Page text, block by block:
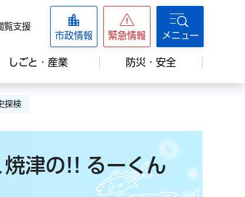
覧支援
市政情報 緊急情報 メニュー
しごと・産業 防災・安全
探検
津の!! るーくん